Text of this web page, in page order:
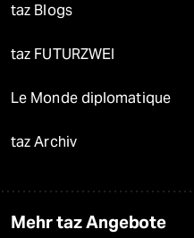
taz Blogs
taz FUTURZWEI
Le Monde diplomatique
taz Archiv
Mehr taz Angebote